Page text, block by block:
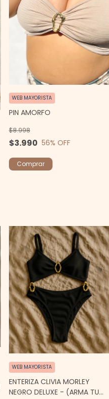
PIN AMORFO
$3.990
$8.998
56% OFF
WEB MAYORISTA
Comprar
ENTERIZA CLIVIA MORLEY
NEGRO DELUXE - (ARMA TU
WEB MAYORISTA